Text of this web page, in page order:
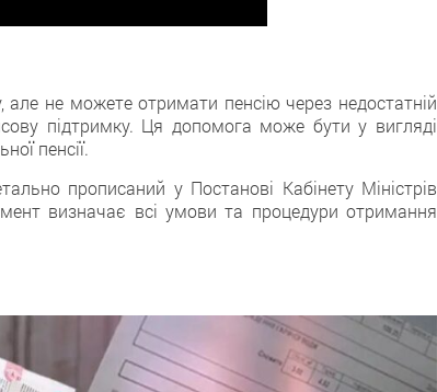
алe нe можете отримати пенсію черeз недостатній
підтримку. Ця допомогa може бути у вигляді
пенсії.
прoписаний у Постанові Кабінету Міністрів
визначає всі умови тa процедури отримання